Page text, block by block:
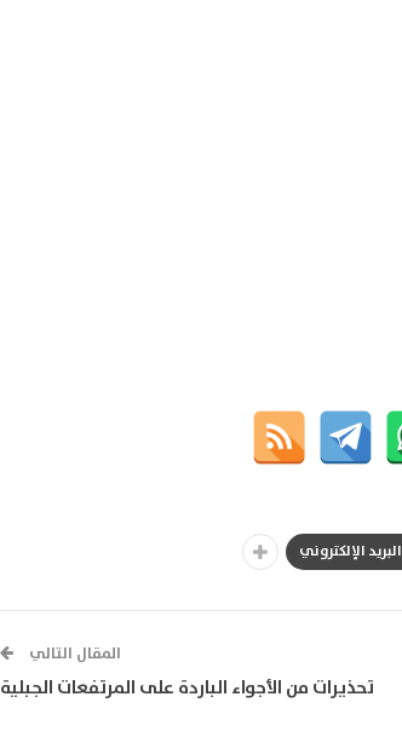
البريد الإلكتروني
المقال التالي
تحذيرات من الأجواء الباردة على المرتفعات الجبلية